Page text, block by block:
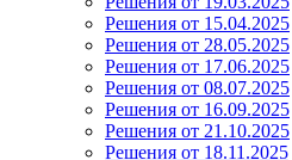
Решения от 15.04.2025
Решения от 28.05.2025
Решения от 17.06.2025
Решения от 08.07.2025
Решения от 16.09.2025
Решения от 21.10.2025
Решения от 18.11.2025